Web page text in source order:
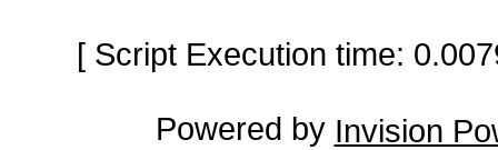
[ Script Execution time:
Powered by Invision